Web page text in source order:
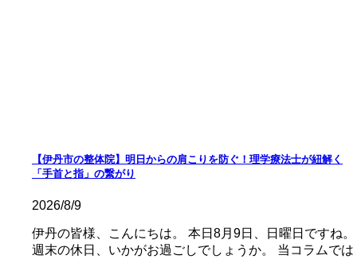
【伊丹市の整体院】明日からの肩こりを防ぐ！理学療法士が紐解く
「手首と指」の繋がり
2026/8/9
伊丹の皆様、こんにちは。 本日8月9日、日曜日ですね。
週末の休日、いかがお過ごしでしょうか。 当コラムでは